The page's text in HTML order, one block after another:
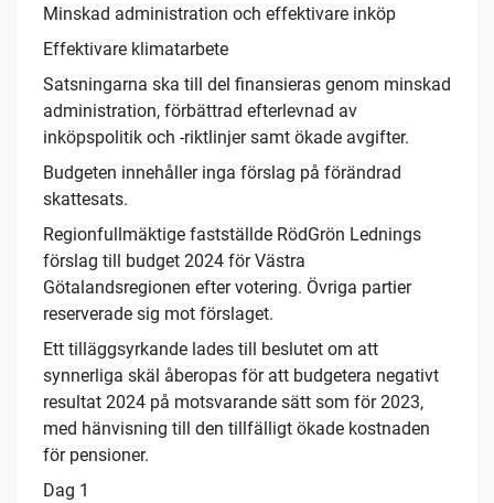
Minskad administration och effektivare inköp
Effektivare klimatarbete
Satsningarna ska till del finansieras genom minskad
administration, förbättrad efterlevnad av
inköpspolitik och -riktlinjer samt ökade avgifter.
Budgeten innehåller inga förslag på förändrad
skattesats.
Regionfullmäktige fastställde RödGrön Lednings
förslag till budget 2024 för Västra
Götalandsregionen efter votering. Övriga partier
reserverade sig mot förslaget.
Ett tilläggsyrkande lades till beslutet om att
synnerliga skäl åberopas för att budgetera negativt
resultat 2024 på motsvarande sätt som för 2023,
med hänvisning till den tillfälligt ökade kostnaden
för pensioner.
Dag 1